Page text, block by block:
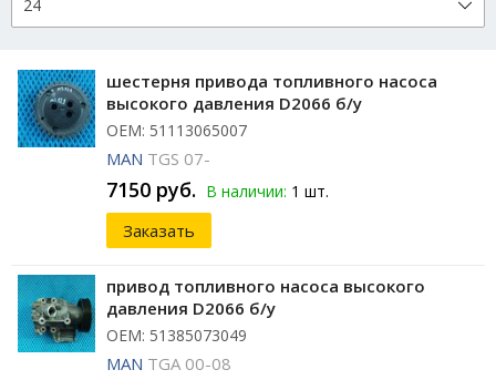
шестерня привода топливного насоса
высокого давления D2066 б/у
ОЕМ: 51113065007
MAN TGS 07-
7150 руб. В наличии: 1 шт.
Заказать
привод топливного насоса высокого
давления D2066 б/у
ОЕМ: 51385073049
MAN TGA 00-08